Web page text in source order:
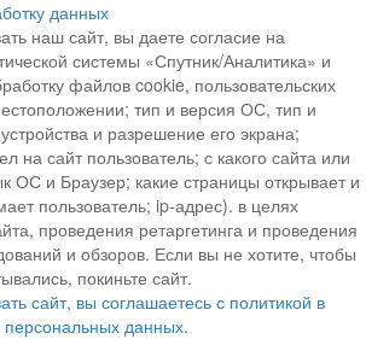
данных
наш сайт, вы даете согласие на
системы «Спутник/Аналитика» и
файлов cookie, пользовательских
тип и версия ОС, тип и
и разрешение его экрана;
на сайт пользователь; с какого сайта или
ОС и Браузер; какие страницы открывает и
пользователь; ip-адрес). в целях
проведения ретаргетинга и проведения
и обзоров. Если вы не хотите, чтобы
покиньте сайт.
сайт, вы соглашаетесь с политикой в
данных.